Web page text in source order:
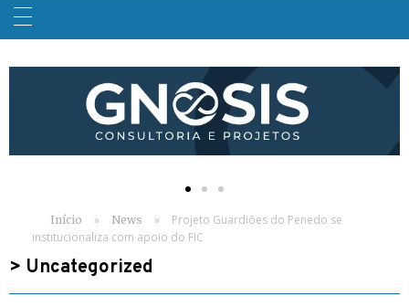
Início » News »
Projeto Guardiões do Penedo se
institucionaliza com apoio do FIC
> Uncategorized